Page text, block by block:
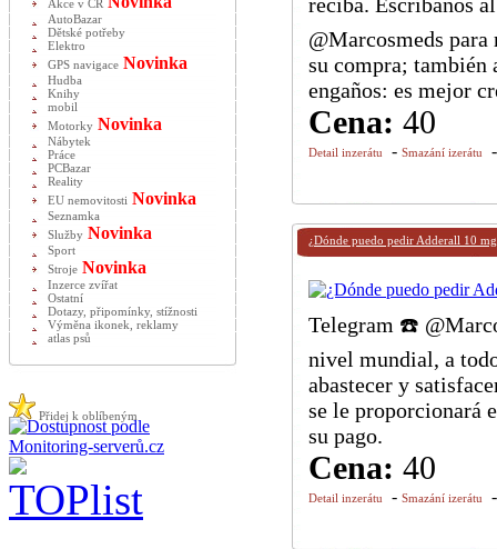
@Marcosmeds
su compra; también
engaños: es mejor
Cena: 40
Detail inzerátu - Smazání izerátu
¿Dónde puedo pedir Adderall 10
Telegram ☎️
nivel mundial, a
abastecer y
se le proporcionará
su pago.
Cena: 40
Detail inzerátu - Smazání izerátu
Akce v ČR
AutoBazar
Dětské potřeby
Elektro
GPS navigace Novinka
Hudba
Knihy
mobil
Motorky Novinka
Nábytek
Práce
PCBazar
Reality
EU nemovitosti Novinka
Seznamka
Služby Novinka
Sport
Stroje Novinka
Inzerce zvířat
Ostatní
Dotazy, připomínky, stížnosti
Výměna ikonek, reklamy
atlas psů
Přidej k oblíbeným